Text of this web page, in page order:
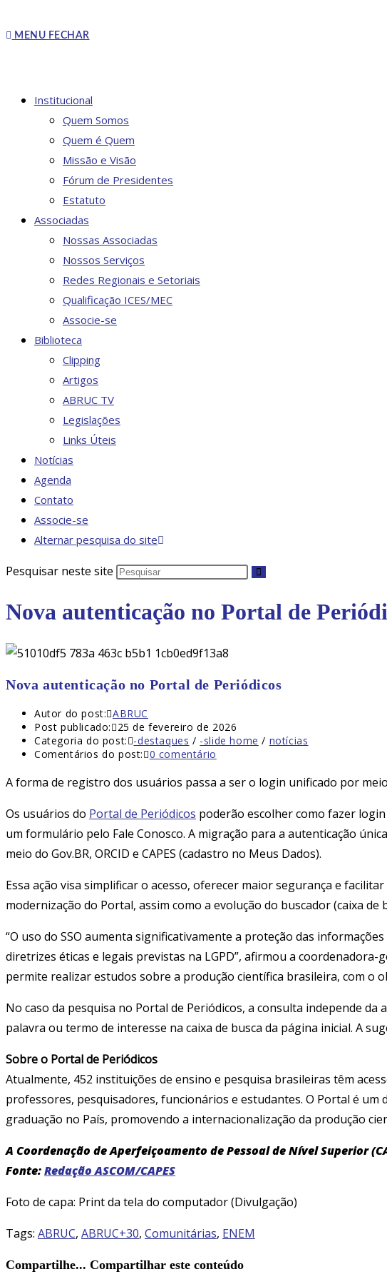
MENU FECHAR
Institucional
Quem Somos
Quem é Quem
Missão e Visão
Fórum de Presidentes
Estatuto
Associadas
Nossas Associadas
Nossos Serviços
Redes Regionais e Setoriais
Qualificação ICES/MEC
Associe-se
Biblioteca
Clipping
Artigos
ABRUC TV
Legislações
Links Úteis
Notícias
Agenda
Contato
Associe-se
Alternar pesquisa do site
Pesquisar neste site
Nova autenticação no Portal de
Nova autenticação no Portal de Periódicos
Autor do post: ABRUC
Post publicado:
25 de fevereiro de 2026
Categoria do post: -destaques / -slide home / notícias
Comentários do post: 0 comentário
A forma de registro dos usuários passa a ser o login unificado por meio
Os usuários do Portal de Periódicos poderão escolher como fazer
um formulário pelo Fale Conosco. A migração para a autenticação
meio do Gov.BR, ORCID e CAPES (cadastro no Meus Dados).
Essa ação visa simplificar o acesso, oferecer maior segurança e
modernização do Portal, assim como a evolução do buscador (caixa
“O uso do SSO aumenta significativamente a proteção das
diretrizes éticas e legais previstas na LGPD”, afirmou a coordenadora-
permite realizar estudos sobre a produção científica brasileira, com o
No caso da pesquisa no Portal de Periódicos, a consulta independe
palavra ou termo de interesse na caixa de busca da página inicial. A
Sobre o Portal de Periódicos
Atualmente, 452 instituições de ensino e pesquisa brasileiras têm
professores, pesquisadores, funcionários e estudantes. O Portal é
graduação no País, promovendo a internacionalização da produção
A Coordenação de Aperfeiçoamento de Pessoal de Nível Superior
Fonte:Redação ASCOM/CAPES
Foto de capa: Print da tela do computador (Divulgação)
Tags: ABRUC, ABRUC+30, Comunitárias, ENEM
Compartilhe... Compartilhar este conteúdo